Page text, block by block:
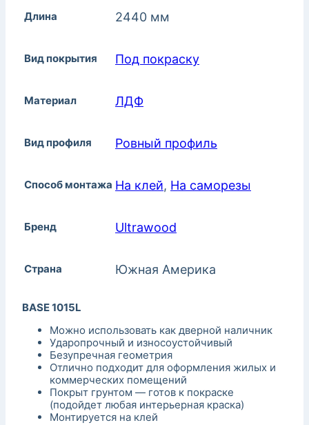
Длина 2440 мм
Вид покрытия Под покраску
Материал ЛДФ
Вид профиля Ровный профиль
Способ монтажа На клей, На саморезы
Бренд Ultrawood
Страна Южная Америка
BASE 1015L
Можно использовать как дверной наличник
Ударопрочный и износоустойчивый
Безупречная геометрия
Отлично подходит для оформления жилых и
коммерческих помещений
Покрыт грунтом — готов к покраске
(подойдет любая интерьерная краска)
Монтируется на клей